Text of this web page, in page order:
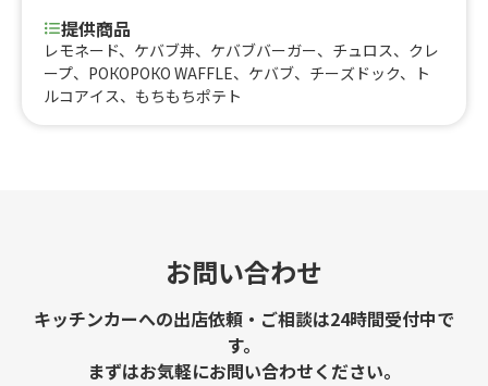
提供商品
レモネード、ケバブ丼、ケバブバーガー、チュロス、クレ
ープ、РОКОРОКО WAFFLE、ケバブ、チーズドック、ト
ルコアイス、もちもちポテト
お問い合わせ
キッチンカーへの出店依頼・ご相談は24時間受付中で
す。
まずはお気軽にお問い合わせください。